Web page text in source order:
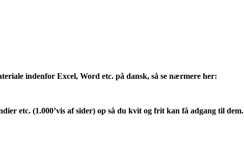
indenfor Excel, Word etc. på dansk, så se nærmere her:
etc. (1.000’vis af sider) op så du kvit og frit kan få adgang til dem.